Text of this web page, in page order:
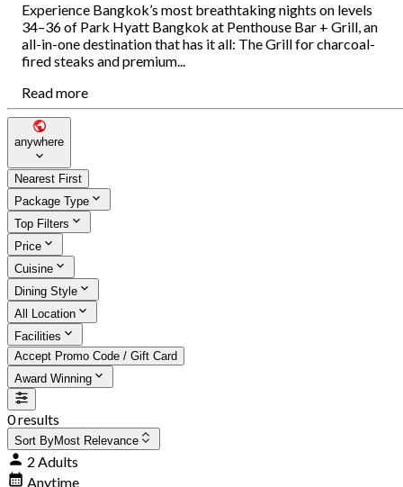
Experience Bangkok’s most breathtaking nights on levels
34–36 of Park Hyatt Bangkok at Penthouse Bar + Grill, an
all-in-one destination that has it all: The Grill for charcoal-
fired steaks and premium...
Read more
anywhere
Nearest First
Package Type
Top Filters
Price
Cuisine
Dining Style
All Location
Facilities
Accept Promo Code / Gift Card
Award Winning
0 results
Sort ByMost Relevance
2 Adults
Anytime